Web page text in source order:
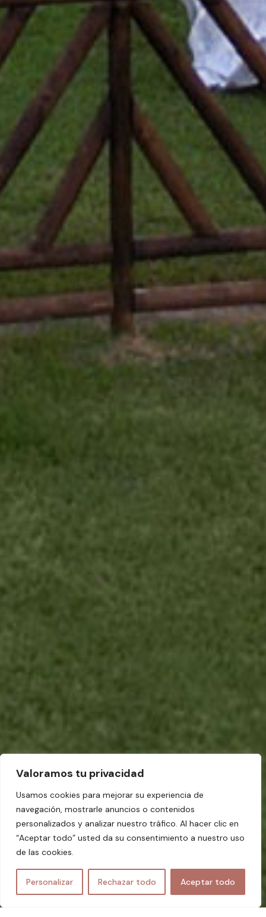
Valoramos tu privacidad
Usamos cookies para mejorar su experiencia de
navegación, mostrarle anuncios o contenidos
personalizados y analizar nuestro tráfico. Al hacer clic en
“Aceptar todo” usted da su consentimiento a nuestro uso
de las cookies.
Personalizar Rechazar todo Aceptar todo
ES